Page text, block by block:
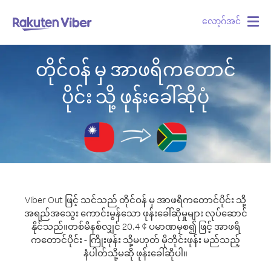
လော့ဂ်အင်
တိုင်ဝန် မှ အာဖရိကတောင်
ပိုင်း သို့ ဖုန်းခေါ်ဆိုပုံ
Viber Out ဖြင့် သင်သည် တိုင်ဝန် မှ အာဖရိကတောင်ပိုင်း သို့
အရည်အသွေး ကောင်းမွန်သော ဖုန်းခေါ်ဆိုမှုများ လုပ်ဆောင်
နိုင်သည်။တစ်မိနစ်လျှင် 20.4 ¢ ပမာဏမှစ၍ ဖြင့် အာဖရိ
ကတောင်ပိုင်း - ကြိုးဖုန်း သို့မဟုတ် မိုဘိုင်းဖုန်း မည်သည့်
နံပါတ်သို့မဆို ဖုန်းခေါ်ဆိုပါ။